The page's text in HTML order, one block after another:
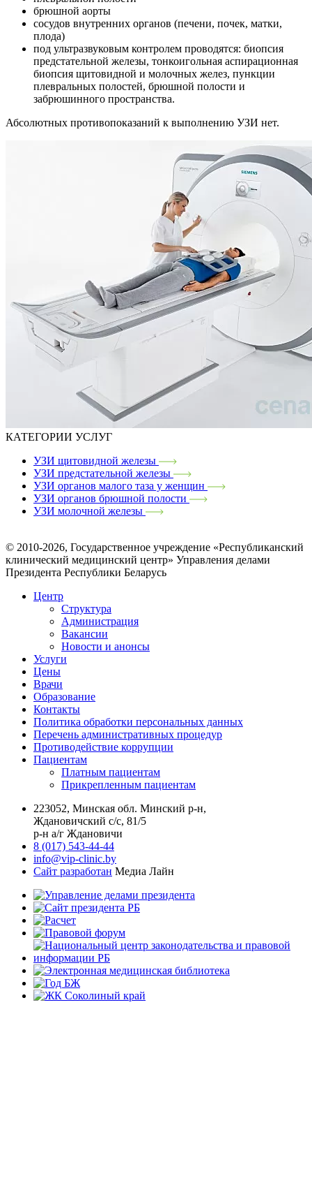
брюшной аорты
сосудов внутренних органов (печени, почек, матки,
плода)
под ультразвуковым контролем проводятся: биопсия
предстательной железы, тонкоигольная аспирационная
биопсия щитовидной и молочных желез, пункции
плевральных полостей, брюшной полости и
забрюшинного пространства.
Абсолютных противопоказаний к выполнению УЗИ нет.
КАТЕГОРИИ УСЛУГ
УЗИ щитовидной железы
УЗИ предстательной железы
УЗИ органов малого таза у женщин
УЗИ органов брюшной полости
УЗИ молочной железы
© 2010-2026, Государственное учреждение «Республиканский
клинический медицинский центр» Управления делами
Президента Республики Беларусь
Центр
Структура
Администрация
Вакансии
Новости и анонсы
Услуги
Цены
Врачи
Образование
Контакты
Политика обработки персональных данных
Перечень административных процедур
Противодействие коррупции
Пациентам
Платным пациентам
Прикрепленным пациентам
223052, Минская обл. Минский р-н,
Ждановичский с/с, 81/5
р-н а/г Ждановичи
8 (017) 543-44-44
info@vip-clinic.by
Сайт разработан Медиа Лайн